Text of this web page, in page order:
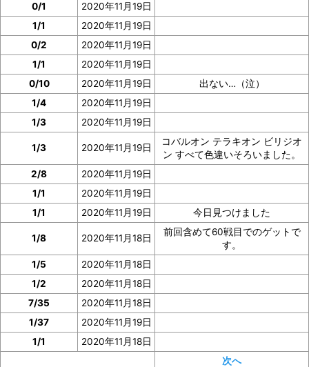
0/1
2020年11月19日
1/1
2020年11月19日
0/2
2020年11月19日
1/1
2020年11月19日
0/10
2020年11月19日
出ない…（泣）
1/4
2020年11月19日
1/3
2020年11月19日
1/3 2020年11月19日
コバルオン テラキオン ビリジオ
ン すべて色違いそろいました。
2/8
2020年11月19日
1/1
2020年11月19日
1/1
2020年11月19日 今日見つけました
1/8 2020年11月18日
前回含めて60戦目でのゲットで
す。
1/5
2020年11月18日
1/2
2020年11月18日
7/35
2020年11月18日
1/37
2020年11月19日
1/1
2020年11月18日
次へ